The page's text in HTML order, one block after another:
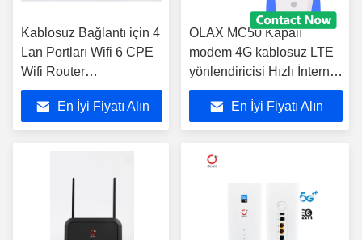
Kablosuz Bağlantı için 4
Lan Portları Wifi 6 CPE
Wifi Router
186*50*159mm Sim Kart
yuvası En İyi Fiyatı Alın
OLAX MC50 Kapalı
modem 4G kablosuz LTE
yönlendiricisi Hızlı İnternet
Erişimi için WPA-PSK
Şifreleme Tipi CPE Wifi
yönlendiricisi
En İyi Fiyatı Alın